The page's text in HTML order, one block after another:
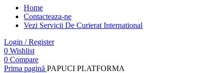
Home
Contacteaza-ne
Vezi Servicii De Curierat International
Login / Register
0 Wishlist
0 Compare
Prima pagină PAPUCI PLATFORMA